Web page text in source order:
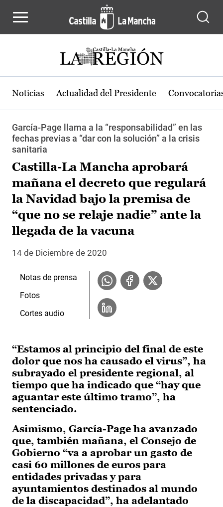
Noticias Actualidad del Presidente
García-Page llama a la “responsabilidad” en las
fechas previas a “dar con la solución” a la crisis
sanitaria
Castilla-La Mancha aprobará
mañana el decreto que regulará
la Navidad bajo la premisa de
“que no se relaje nadie” ante la
llegada de la vacuna
14 de Diciembre de 2020
“Estamos al principio del final de este
dolor que nos ha causado el virus”, ha
subrayado el presidente regional, al
tiempo que ha indicado que “hay que
aguantar este último tramo”, ha
sentenciado.
Asimismo, García-Page ha avanzado
que, también mañana, el Consejo de
Gobierno “va a aprobar un gasto de
casi 60 millones de euros para
entidades privadas y para
ayuntamientos destinados al mundo
de la discapacidad”, ha adelantado
Notas de prensa
Fotos
Cortes audio